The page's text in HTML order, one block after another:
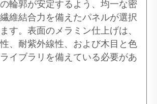
輪郭が安定するよう、均一な密
維結合力を備えたパネルが選択
す。表面のメラミン仕上げは、
、耐紫外線性、および木目と色
イブラリを備えている必要があ